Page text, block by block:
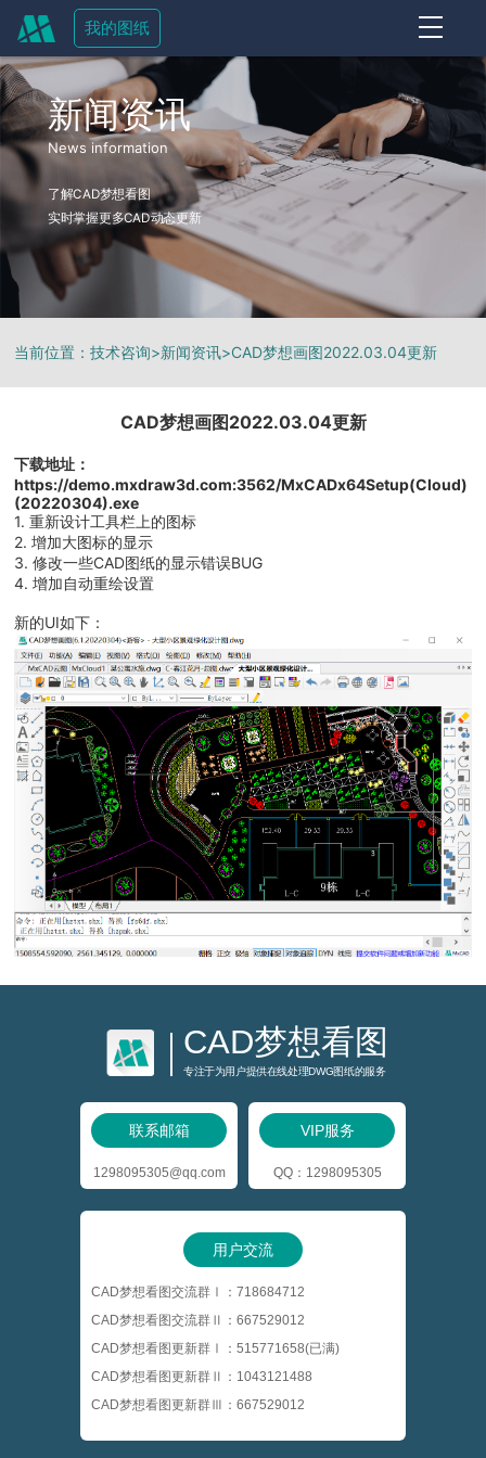
我的图纸
新闻资讯
News information
了解CAD梦想看图
实时掌握更多CAD动态更新
当前位置：技术咨询>新闻资讯>CAD梦想画图2022.03.04更新
CAD梦想画图2022.03.04更新
下载地址：
https://demo.mxdraw3d.com:3562/MxCADx64Setup(Cloud)
(20220304).exe
1. 重新设计工具栏上的图标
2. 增加大图标的显示
3. 修改一些CAD图纸的显示错误BUG
4. 增加自动重绘设置
新的UI如下：
CAD梦想看图
专注于为用户提供在线处理DWG图纸的服务
联系邮箱
1298095305@qq.com
VIP服务
QQ：1298095305
用户交流
CAD梦想看图交流群Ⅰ：718684712
CAD梦想看图交流群Ⅱ：667529012
CAD梦想看图更新群Ⅰ：515771658(已满)
CAD梦想看图更新群Ⅱ：1043121488
CAD梦想看图更新群Ⅲ：667529012